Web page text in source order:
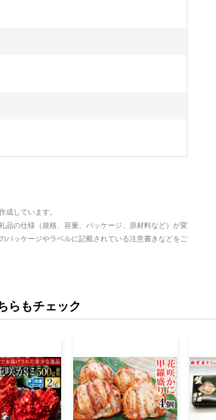
成しています。
品の仕様（規格、容量、パッケージ、原材料など）が変
パッケージやラベルに記載されている注意書きなどをご
らもチェック